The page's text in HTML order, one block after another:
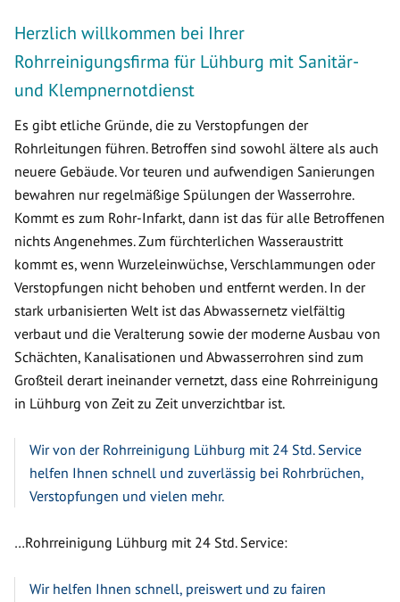
Herzlich willkommen bei Ihrer
Rohrreinigungsfirma für Lühburg mit Sanitär-
und Klempnernotdienst
Es gibt etliche Gründe, die zu Verstopfungen der
Rohrleitungen führen. Betroffen sind sowohl ältere als auch
neuere Gebäude. Vor teuren und aufwendigen Sanierungen
bewahren nur regelmäßige Spülungen der Wasserrohre.
Kommt es zum Rohr-Infarkt, dann ist das für alle Betroffenen
nichts Angenehmes. Zum fürchterlichen Wasseraustritt
kommt es, wenn Wurzeleinwüchse, Verschlammungen oder
Verstopfungen nicht behoben und entfernt werden. In der
stark urbanisierten Welt ist das Abwassernetz vielfältig
verbaut und die Veralterung sowie der moderne Ausbau von
Schächten, Kanalisationen und Abwasserrohren sind zum
Großteil derart ineinander vernetzt, dass eine Rohrreinigung
in Lühburg von Zeit zu Zeit unverzichtbar ist.
Wir von der Rohrreinigung Lühburg mit 24 Std. Service
helfen Ihnen schnell und zuverlässig bei Rohrbrüchen,
Verstopfungen und vielen mehr.
…Rohrreinigung Lühburg mit 24 Std. Service:
Wir helfen Ihnen schnell, preiswert und zu fairen